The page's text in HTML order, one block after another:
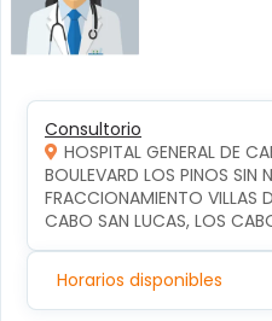
Consultorio
HOSPITAL GENERAL DE
BOULEVARD LOS PINOS SIN
FRACCIONAMIENTO VILLAS
CABO SAN LUCAS, LOS
Horarios disponibles